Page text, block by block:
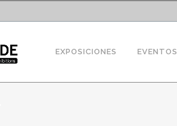
EXPOSICIONES EVENTOS